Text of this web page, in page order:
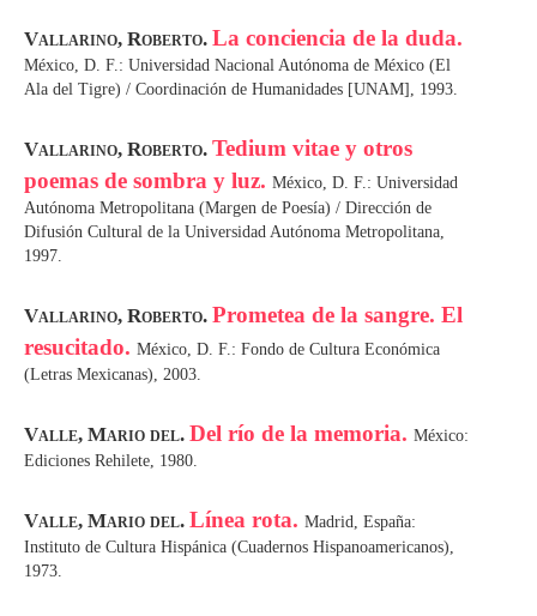
Vallarino, Roberto. La conciencia de la duda.
México, D. F.: Universidad Nacional Autónoma de México (El
Ala del Tigre) / Coordinación de Humanidades [UNAM], 1993.
Vallarino, Roberto. Tedium vitae y otros
poemas de sombra y luz. México, D. F.: Universidad
Autónoma Metropolitana (Margen de Poesía) / Dirección de
Difusión Cultural de la Universidad Autónoma Metropolitana,
1997.
Vallarino, Roberto. Prometea de la sangre. El
resucitado. México, D. F.: Fondo de Cultura Económica
(Letras Mexicanas), 2003.
Valle, Mario del. Del río de la memoria. México:
Ediciones Rehilete, 1980.
Valle, Mario del. Línea rota. Madrid, España:
Instituto de Cultura Hispánica (Cuadernos Hispanoamericanos),
1973.